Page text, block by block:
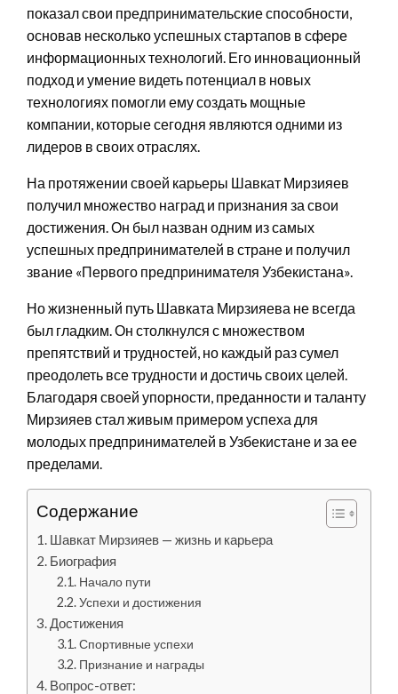
показал свои предпринимательские способности,
основав несколько успешных стартапов в сфере
информационных технологий. Его инновационный
подход и умение видеть потенциал в новых
технологиях помогли ему создать мощные
компании, которые сегодня являются одними из
лидеров в своих отраслях.
На протяжении своей карьеры Шавкат Мирзияев
получил множество наград и признания за свои
достижения. Он был назван одним из самых
успешных предпринимателей в стране и получил
звание «Первого предпринимателя Узбекистана».
Но жизненный путь Шавката Мирзияева не всегда
был гладким. Он столкнулся с множеством
препятствий и трудностей, но каждый раз сумел
преодолеть все трудности и достичь своих целей.
Благодаря своей упорности, преданности и таланту
Мирзияев стал живым примером успеха для
молодых предпринимателей в Узбекистане и за ее
пределами.
Содержание
Шавкат Мирзияев — жизнь и карьера
Биография
Начало пути
Успехи и достижения
Достижения
Спортивные успехи
Признание и награды
Вопрос-ответ: